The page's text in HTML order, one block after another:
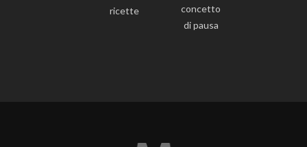
ricette
concetto
di pausa